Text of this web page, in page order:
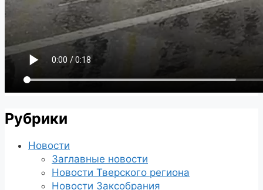
Рубрики
Новости
Заглавные новости
Новости Тверского региона
Новости Заксобрания